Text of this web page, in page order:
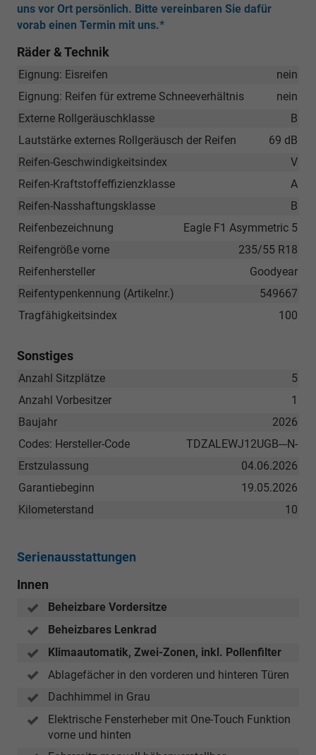
uns vor Ort persönlich. Bitte vereinbaren Sie dafür
vorab einen Termin mit uns.*
Räder & Technik
nein
Eignung: Eisreifen
nein
Eignung: Reifen für extreme Schneeverhältnis
B
Externe Rollgeräuschklasse
69 dB
Lautstärke externes Rollgeräusch der Reifen
V
Reifen-Geschwindigkeitsindex
A
Reifen-Kraftstoffeffizienzklasse
B
Reifen-Nasshaftungsklasse
Eagle F1 Asymmetric 5
Reifenbezeichnung
235/55 R18
Reifengröße vorne
Goodyear
Reifenhersteller
549667
Reifentypenkennung (Artikelnr.)
100
Tragfähigkeitsindex
Sonstiges
5
Anzahl Sitzplätze
1
Anzahl Vorbesitzer
2026
Baujahr
TDZALEWJ12UGB---N-
Codes: Hersteller-Code
04.06.2026
Erstzulassung
19.05.2026
Garantiebeginn
10
Kilometerstand
Serienausstattungen
Innen
Beheizbare Vordersitze
Beheizbares Lenkrad
Klimaautomatik, Zwei-Zonen, inkl. Pollenfilter
Ablagefächer in den vorderen und hinteren Türen
Dachhimmel in Grau
Elektrische Fensterheber mit One-Touch Funktion
vorne und hinten